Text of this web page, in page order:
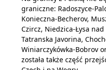
graniczne: Radoszyce-
Konieczna-Becherov,
Czircz, Niedzica-Łysa
Tatranska Javorina,
Winiarczykówka-Bobrov
została także część